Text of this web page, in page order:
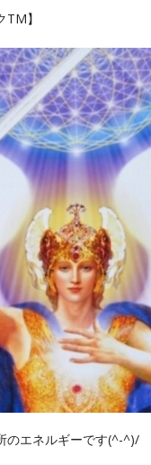
TM】
のエネルギーです(^-^)/